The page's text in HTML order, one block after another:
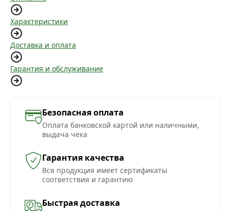
Характеристики
Доставка и оплата
Гарантия и обслуживание
Безопасная оплата
Оплата банковской картой или наличными,
выдача чека
Гарантия качества
Вся продукция имеет сертификаты
соответствия и гарантию
Быстрая доставка